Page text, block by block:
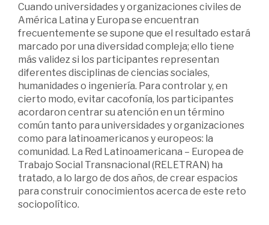
Cuando universidades y organizaciones civiles de
América Latina y Europa se encuentran
frecuentemente se supone que el resultado estará
marcado por una diversidad compleja; ello tiene
más validez si los participantes representan
diferentes disciplinas de ciencias sociales,
humanidades o ingeniería. Para controlar y, en
cierto modo, evitar cacofonía, los participantes
acordaron centrar su atención en un término
común tanto para universidades y organizaciones
como para latinoamericanos y europeos: la
comunidad. La Red Latinoamericana – Europea de
Trabajo Social Transnacional (RELETRAN) ha
tratado, a lo largo de dos años, de crear espacios
para construir conocimientos acerca de este reto
sociopolítico.